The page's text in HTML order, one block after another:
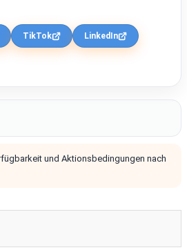
TikTok LinkedIn
und Aktionsbedingungen nach